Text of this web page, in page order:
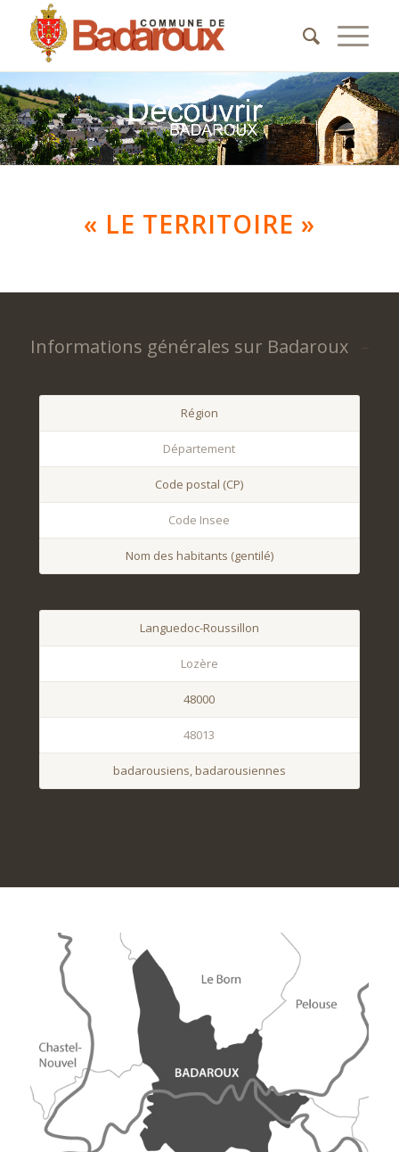
« LE TERRITOIRE »
Informations générales sur Badaroux
Région
Département
Code postal (CP)
Code Insee
Nom des habitants (gentilé)
Languedoc-Roussillon
Lozère
48000
48013
badarousiens, badarousiennes